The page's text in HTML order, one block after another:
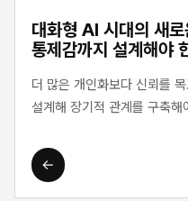
대화형 AI 시대의 새
통제감까지 설계해야
더 많은 개인화보다 신뢰를
설계해 장기적 관계를 구축해
←